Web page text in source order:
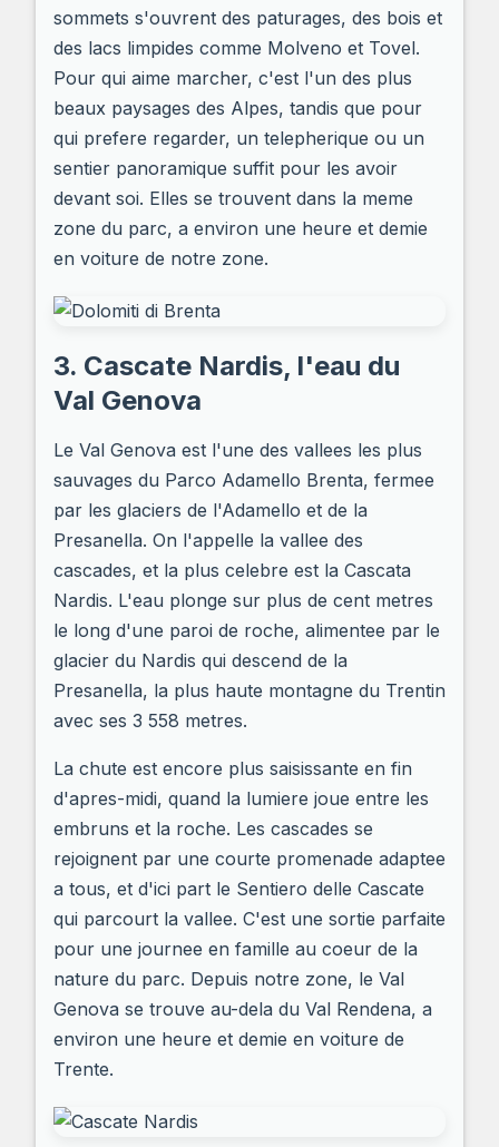
sommets s'ouvrent des paturages, des bois et
des lacs limpides comme Molveno et Tovel.
Pour qui aime marcher, c'est l'un des plus
beaux paysages des Alpes, tandis que pour
qui prefere regarder, un telepherique ou un
sentier panoramique suffit pour les avoir
devant soi. Elles se trouvent dans la meme
zone du parc, a environ une heure et demie
en voiture de notre zone.
3. Cascate Nardis, l'eau du
Val Genova
Le Val Genova est l'une des vallees les plus
sauvages du Parco Adamello Brenta, fermee
par les glaciers de l'Adamello et de la
Presanella. On l'appelle la vallee des
cascades, et la plus celebre est la Cascata
Nardis. L'eau plonge sur plus de cent metres
le long d'une paroi de roche, alimentee par le
glacier du Nardis qui descend de la
Presanella, la plus haute montagne du Trentin
avec ses 3 558 metres.
La chute est encore plus saisissante en fin
d'apres-midi, quand la lumiere joue entre les
embruns et la roche. Les cascades se
rejoignent par une courte promenade adaptee
a tous, et d'ici part le Sentiero delle Cascate
qui parcourt la vallee. C'est une sortie parfaite
pour une journee en famille au coeur de la
nature du parc. Depuis notre zone, le Val
Genova se trouve au-dela du Val Rendena, a
environ une heure et demie en voiture de
Trente.